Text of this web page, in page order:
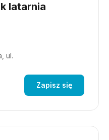
latarnia
ul.
Zapisz się